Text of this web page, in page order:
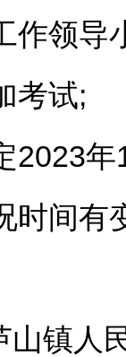
作领导
考试;
年
时间有
镇人